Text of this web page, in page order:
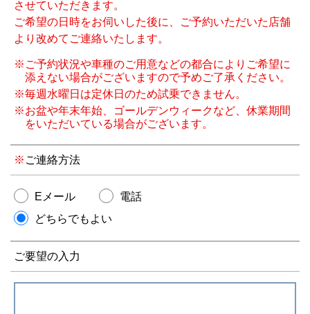
させていただきます。
ご希望の日時をお伺いした後に、ご予約いただいた店舗
より改めてご連絡いたします。
※ご予約状況や車種のご用意などの都合によりご希望に
添えない場合がございますので予めご了承ください。
※毎週水曜日は定休日のため試乗できません。
※お盆や年末年始、ゴールデンウィークなど、休業期間
をいただいている場合がございます。
ご連絡方法
Eメール
電話
どちらでもよい
ご要望の入力